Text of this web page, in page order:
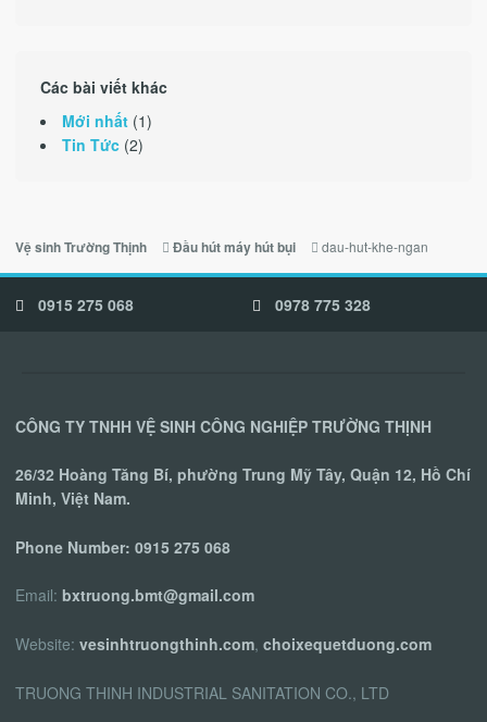
Các bài viết khác
Mới nhất(1)
Tin Tức(2)
Vệ sinh Trường Thịnh Đầu hút máy hút bụi dau-hut-khe-ngan
0915 275 068 0978 775 328
CÔNG TY TNHH VỆ SINH CÔNG NGHIỆP TRƯỜNG THỊNH
26/32 Hoàng Tăng Bí, phường Trung Mỹ Tây, Quận 12, Hồ Chí
Minh, Việt Nam.
Phone Number: 0915 275 068
Email: bxtruong.bmt@gmail.com
Website: vesinhtruongthinh.com, choixequetduong.com
TRUONG THINH INDUSTRIAL SANITATION CO., LTD